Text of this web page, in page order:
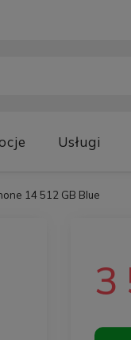
Usługi
14 512 GB Blue
3